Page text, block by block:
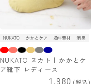
NUKATO かかとケア 通年素材 消臭
NUKATO ヌカト | かかとケ
ア靴下 レディース
1,980 税込